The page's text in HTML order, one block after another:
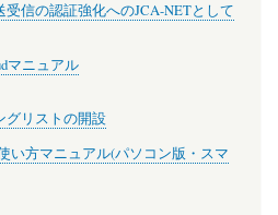
信の認証強化へのJCA-NETとして
マニュアル
グリストの開設
い方マニュアル(パソコン版・スマ